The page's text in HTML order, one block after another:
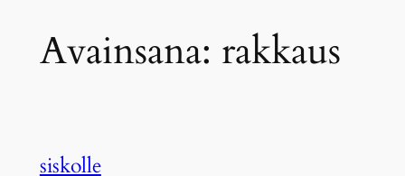
Avainsana: rakkaus
siskolle